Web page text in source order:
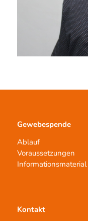
Gewebespende
Ablauf
Voraussetzungen
Informationsmaterial
Kontakt